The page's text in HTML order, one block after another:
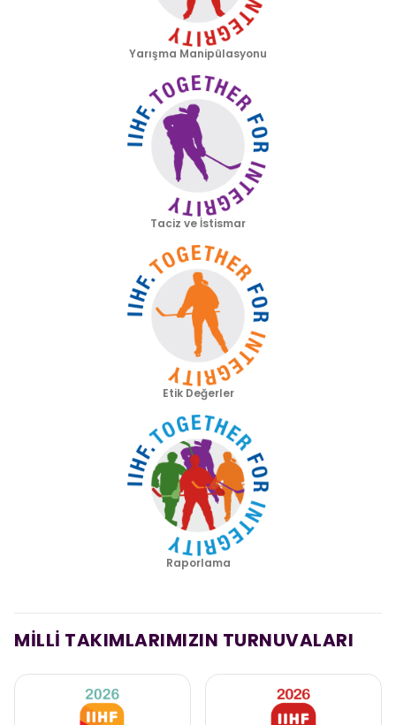
Yarışma Manipülasyonu
Taciz ve İstismar
Etik Değerler
Raporlama
MİLLİ TAKIMLARIMIZIN TURNUVALARI